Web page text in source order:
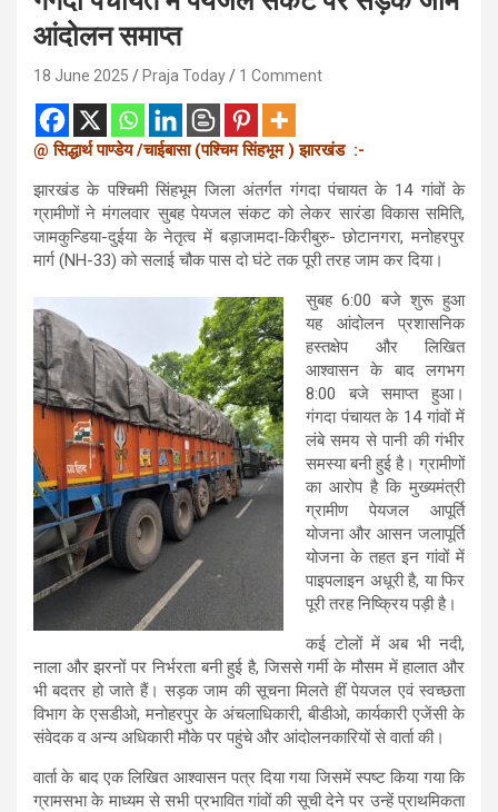
आंदोलन समाप्त
18 June 2025 Praja Today 1 Comment
@सिद्धार्थ पाण्डेय/चाईबासा(पश्चिम सिंहभूम) झारखंड :-
झारखंड के पश्चिमी सिंहभूम जिला अंतर्गत गंगदा पंचायत के 14 गांवों के
ग्रामीणों ने मंगलवार सुबह पेयजल संकट को लेकर सारंडा विकास समिति,
जामकुन्डिया-दुईया के नेतृत्व में बड़ाजामदा-किरीबुरु- छोटानगरा, मनोहरपुर
मार्ग (NH-33) को सलाई चौक पास दो घंटे तक पूरी तरह जाम कर दिया।
सुबह 6:00 बजे शुरू हुआ
यह आंदोलन प्रशासनिक
हस्तक्षेप और लिखित
आश्वासन के बाद लगभग
8:00 बजे समाप्त हुआ।
गंगदा पंचायत के 14 गांवों में
लंबे समय से पानी की गंभीर
समस्या बनी हुई है। ग्रामीणों
का आरोप है कि मुख्यमंत्री
ग्रामीण पेयजल आपूर्ति
योजना और आसन जलापूर्ति
योजना के तहत इन गांवों में
पाइपलाइन अधूरी है, या फिर
पूरी तरह निष्क्रिय पड़ी है।
कई टोलों में अब भी नदी,
नाला और झरनों पर निर्भरता बनी हुई है, जिससे गर्मी के मौसम में हालात और
भी बदतर हो जाते हैं। सड़क जाम की सूचना मिलते हीं पेयजल एवं स्वच्छता
विभाग के एसडीओ, मनोहरपुर के अंचलाधिकारी, बीडीओ, कार्यकारी एजेंसी के
संवेदक व अन्य अधिकारी मौके पर पहुंचे और आंदोलनकारियों से वार्ता की।
वार्ता के बाद एक लिखित आश्वासन पत्र दिया गया जिसमें स्पष्ट किया गया कि
ग्रामसभा के माध्यम से सभी प्रभावित गांवों की सूची देने पर उन्हें प्राथमिकता